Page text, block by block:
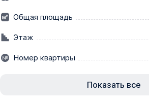
❗ Важно: 10 июня ожидается
объектам. Сейчас есть
цену.
☑ Узнайте актуальные
Общая площадь
Этаж
Номер квартиры
Показать все